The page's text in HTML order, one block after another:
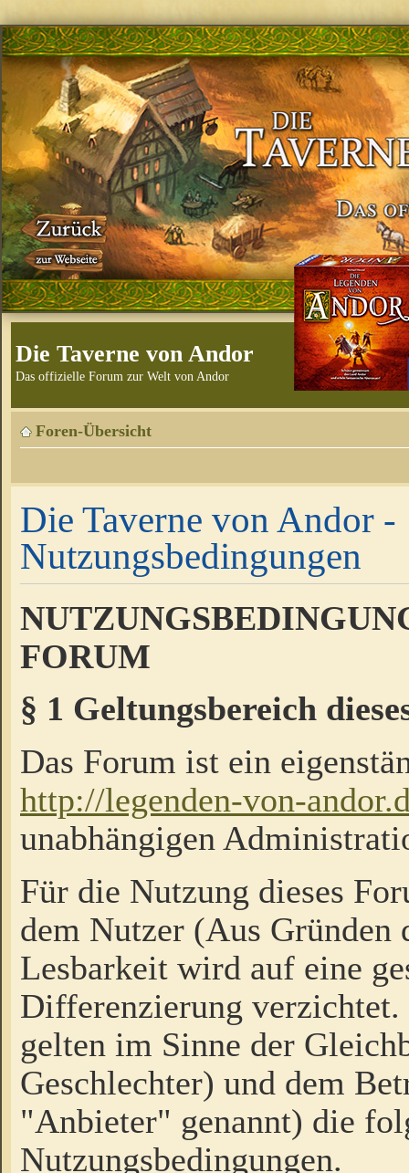
Die Taverne von Andor
Das offizielle Forum zur Welt von Andor
Foren-Übersicht
Die Taverne von Andor -
Nutzungsbedingungen
FORUM
§ 1 Geltungsbereich
Das Forum ist ein
http://legenden-von-
unabhängigen
Für die Nutzung dieses
dem Nutzer (Aus Gründen
Lesbarkeit wird auf eine
Differenzierung
gelten im Sinne der
Geschlechter) und dem
"Anbieter" genannt) die
Nutzungsbedingungen.